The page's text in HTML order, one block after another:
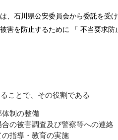
、石川県公安委員会から委託を受
害を防止するために 「 不当要求防
ことで、その役割である
制の整備
の被害調査及び警察等への連絡
指導・教育の実施